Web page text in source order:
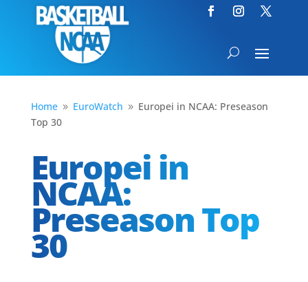
Home 9 EuroWatch 9 Europei in NCAA: Preseason
Top 30
Europei in
NCAA:
Preseason Top
30